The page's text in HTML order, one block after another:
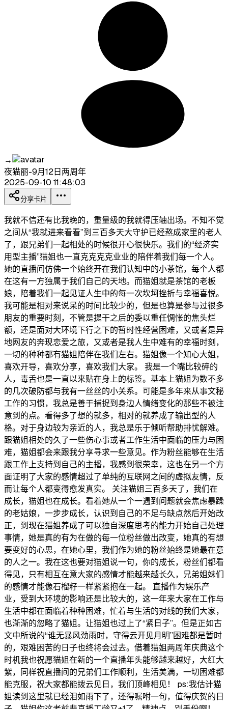
→
夜猫丽-9月12日两周年
2025-09-10 11:48:03
分享卡片
我就不信还有比我晚的，重量级的我就得压轴出场。不知不觉
之间从“我就进来看看”到三百多天大守护已经熬成家里的老人
了，跟兄弟们一起相处的时候很开心很快乐。我们的“经济实
用型主播”猫姐也一直克克克克业业的陪伴着我们每一个人。
她的直播间仿佛一个始终开在我们认知中的小茶馆，每个人都
在这有一方独属于我们自己的天地。而猫姐就是茶馆的老板
娘，陪着我们一起见证人生中的每一次坎坷挫折与幸福喜悦。
我可能是相对来说呆的时间比较少的，但是也算是参与过很多
朋友的重要时刻，不管是提干之后的委以重任惆怅的焦头烂
额，还是面对大环境下行之下的暂时性经营困难，又或者是异
地网友的奔现恋爱之旅，又或者是我人生中难有的幸福时刻，
一切的种种都有猫姐陪伴在我们左右。猫姐像一个知心大姐，
喜欢开导，喜欢分享，喜欢我们大家。 我是一个嘴比较碎的
人，毒舌也是一直以来贴在身上的标签。基本上猫姐为数不多
的几次破防都与我有一丝丝的小关系。可能是多年来从事文秘
工作的习惯，我总是善于捕捉到身边人情绪变化的那些不被注
意到的点。看得多了想的就多，相对的就养成了输出型的人
格。对于身边较为亲近的人，我总是乐于倾听帮助排忧解难。
跟猫姐相处的久了一些伤心事或者工作生活中面临的压力与困
难，猫姐都会来跟我分享寻求一些意见。作为粉丝能够在生活
跟工作上支持到自己的主播，我感到很荣幸，这也在另一个方
面证明了大家的感情超过了单纯的互联网之间的虚拟友情，反
而让每个人都变得愈发真实。 关注猫姐三百多天了，我们在
成长，猫姐也在成长。看着她从一个一遇到问题就会焦虑暴躁
的老姑娘，一步步成长，认识到自己的不足与缺点然后开始改
正，到现在猫姐养成了可以独自深度思考的能力开始自己处理
事情，她是真的有为在做的每一位粉丝做出改变，她真的有想
要变好的心思，在她心里，我们作为她的粉丝始终是她最在意
的人之一。我在这也要对猫姐说一句，你的成长，粉丝们都看
得见，只有相互在意大家的感情才能越来越长久，兄弟姐妹们
的感情才能像石榴籽一样紧紧抱在一起。 直播作为娱乐产
业，受到大环境的影响还是比较大的，这一年来大家在工作与
生活中都在面临着种种困难，忙着与生活的对线的我们大家，
也渐渐的忽略了猫姐。让猫姐也过上了“紧日子”。但是正如古
文中所说的“谁无暴风劲雨时，守得云开见月明”困难都是暂时
的，艰难困苦的日子也终将会过去。借着猫姐两周年庆典这个
时机我也祝愿猫姐在新的一个直播年头能够越来越好，大红大
紫，同样祝直播间的兄弟们工作顺利，生活美满，一切困难都
能克服，祝大家都能拨云见日，我们顶峰相见！ ps:我估计猫
姐读到这里就已经泪如雨下了，还得嘱咐一句，值得庆贺的日